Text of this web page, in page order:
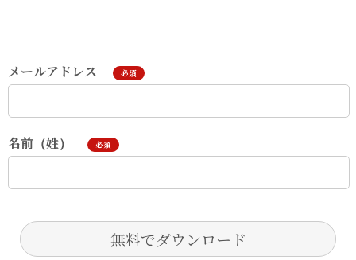
メールアドレス 必須
名前（姓） 必須